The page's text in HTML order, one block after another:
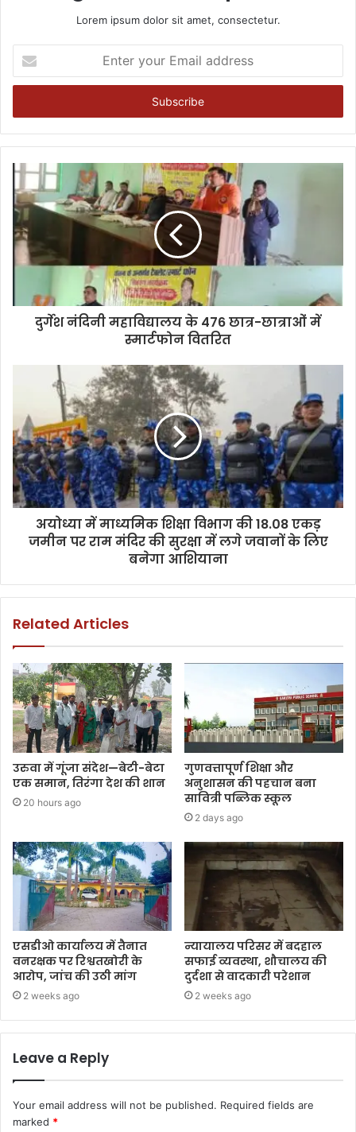
Lorem ipsum dolor sit amet, consectetur.
your
Email
दुर्गेश नंदिनी महाविद्यालय के 476 छात्र-छात्राओं में
स्मार्टफोन वितरित
अयोध्या में माध्यमिक शिक्षा विभाग की 18.08 एकड़
जमीन पर राम मंदिर की सुरक्षा में लगे जवानों के लिए
बनेगा आशियाना
Related Articles
उरुवा में गूंजा संदेश—बेटी-बेटा
एक समान, तिरंगा देश की शान
20 hours ago
गुणवत्तापूर्ण शिक्षा और
अनुशासन की पहचान बना
सावित्री पब्लिक स्कूल
2 days ago
एसडीओ कार्यालय में तैनात
वनरक्षक पर रिश्वतखोरी के
आरोप, जांच की उठी मांग
2 weeks ago
न्यायालय परिसर में बदहाल
सफाई व्यवस्था, शौचालय की
दुर्दशा से वादकारी परेशान
2 weeks ago
Leave a Reply
Your email address will not be published. Required fields are
marked *